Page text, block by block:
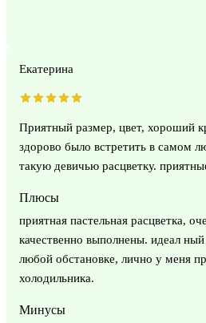
Екатерина
Приятный размер, цвет, хороший
здорово было встретить в самом
такую девичью расцветку.
Плюсы
приятная пастельная расцветка,
качественно выполнены. идеал
любой обстановке, лично у меня
холодильника.
Минусы